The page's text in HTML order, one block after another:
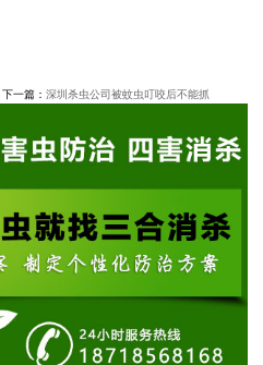
下一篇： 深圳杀虫公司被蚊虫叮咬后不能抓